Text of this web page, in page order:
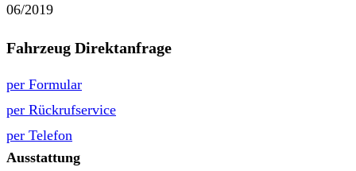
06/2019
Fahrzeug Direktanfrage
per Formular
per Rückrufservice
per Telefon
Ausstattung